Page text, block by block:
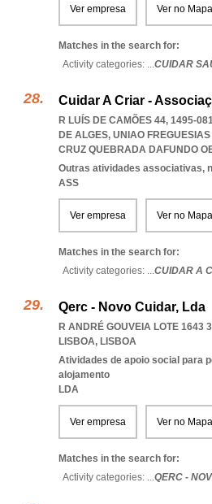
Ver empresa Ver no Mapa
Matches in the search for:
Activity categories: ...CUIDAR
Cuidar A Criar -
R LUÍS DE CAMÕES 44, 1495-
DE ALGES, UNIAO
CRUZ QUEBRADA DAFUNDO
Outras atividades associativas,
ASS
Ver empresa Ver no Mapa
Matches in the search for:
Activity categories: ...CUIDAR A
Qerc - Novo Cuidar, Lda
R ANDRÉ GOUVEIA LOTE 1643
LISBOA, LISBOA
Atividades de apoio social para
alojamento
LDA
Ver empresa Ver no Mapa
Matches in the search for:
Activity categories: ...QERC -